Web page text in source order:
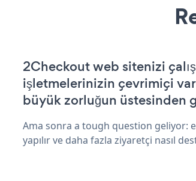
2Checkout web sitenizi
işletmelerinizin çevrimiçi
büyük zorluğun üstesinden
Ama sonra a tough question geliyor:
yapılır ve daha fazla ziyaretçi nasıl